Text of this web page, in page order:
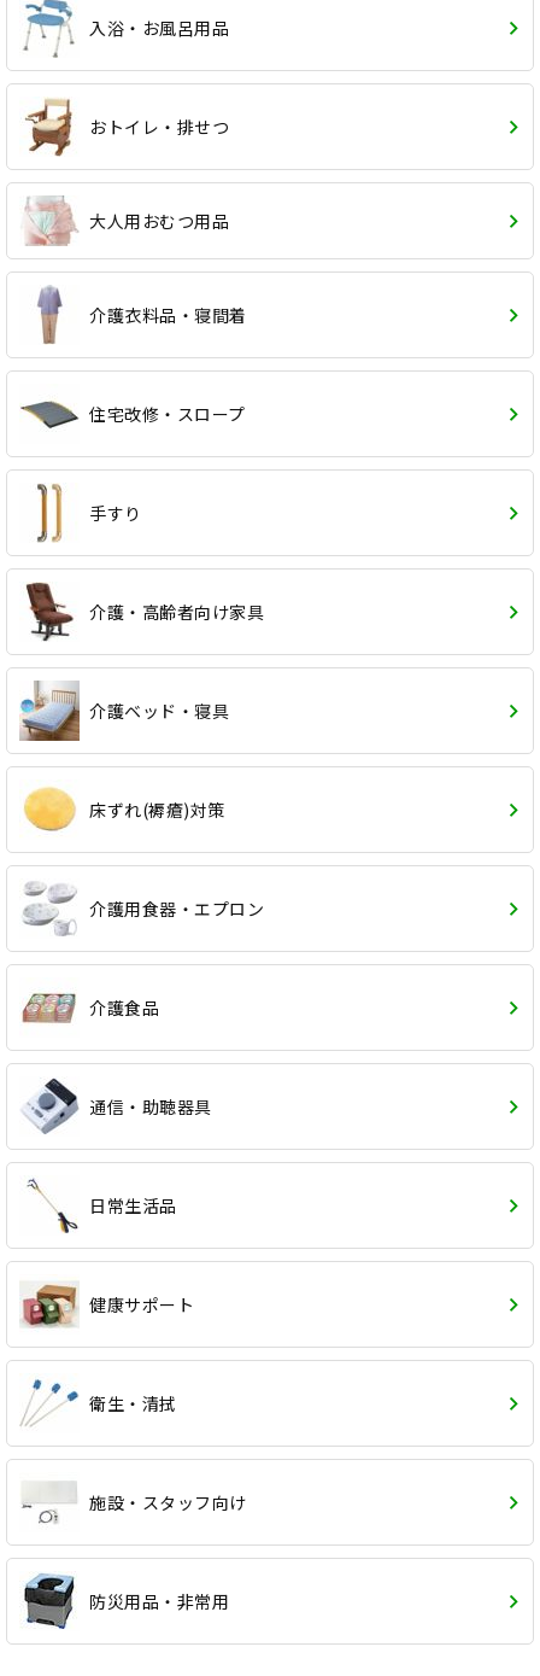
入浴・お風呂用品
おトイレ・排せつ
大人用おむつ用品
介護衣料品・寝間着
住宅改修・スロープ
手すり
介護・高齢者向け家具
介護ベッド・寝具
床ずれ(褥瘡)対策
介護用食器・エプロン
介護食品
通信・助聴器具
日常生活品
健康サポート
衛生・清拭
施設・スタッフ向け
防災用品・非常用